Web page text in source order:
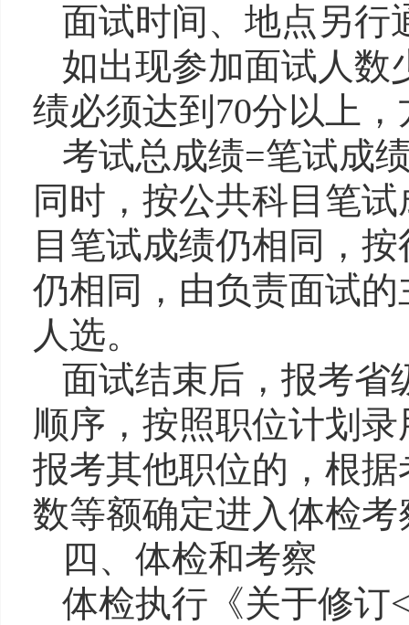
面试时间、地点另行
如出现参加面试人数
绩必须达到 70分以上，
考试总成绩=笔试成
同时，按公共科目笔
目笔试成绩仍相同，
仍相同，由负责面试
人选。
面试结束后，报考省
顺序，按照职位计划录
报考其他职位的，根
数等额确定进入体检考
四 、体检和考察
体检执行《关于修订